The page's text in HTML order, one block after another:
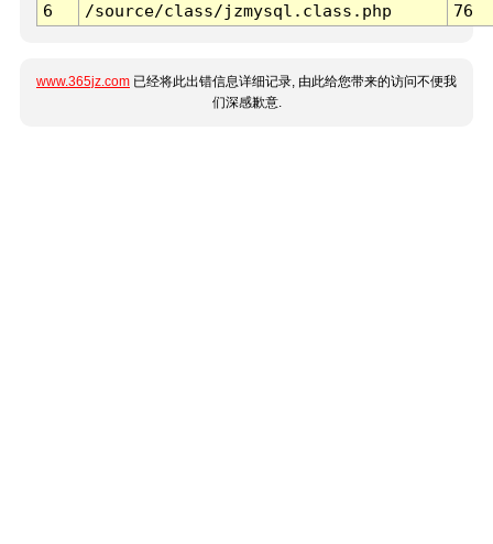
6
/source/class/jzmysql.class.php 76
www.365jz.com 已经将此出错信息详细记录, 由此给您带来的访问不便我
们深感歉意.